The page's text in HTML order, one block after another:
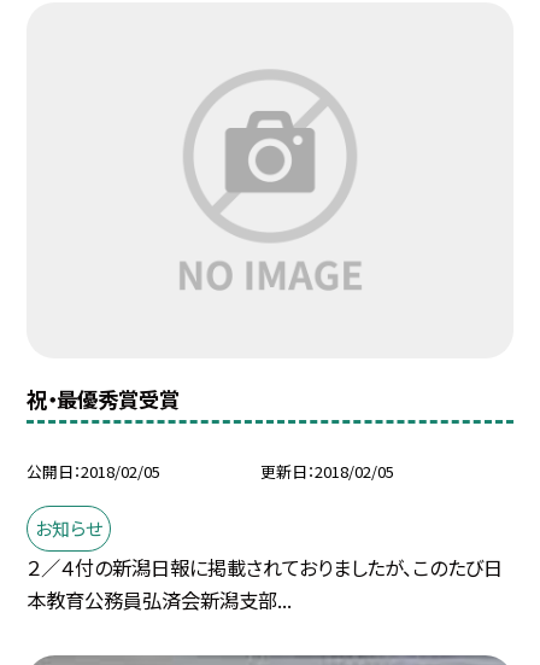
祝・最優秀賞受賞
公開日 2018/02/05 更新日 2018/02/05
お知らせ
２／４付の新潟日報に掲載されておりましたが、このたび日
本教育公務員弘済会新潟支部...